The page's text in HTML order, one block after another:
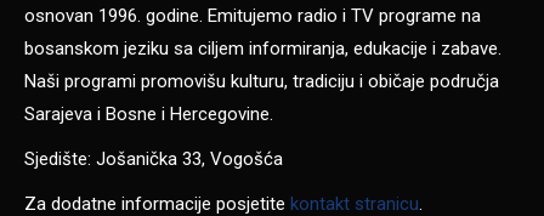
osnovan 1996. godine. Emitujemo radio i TV programe na
bosanskom jeziku sa ciljem informiranja, edukacije i zabave.
Naši programi promovišu kulturu, tradiciju i običaje područja
Sarajeva i Bosne i Hercegovine.
Sjedište: Jošanička 33, Vogošća
Za dodatne informacije posjetite kontakt stranicu